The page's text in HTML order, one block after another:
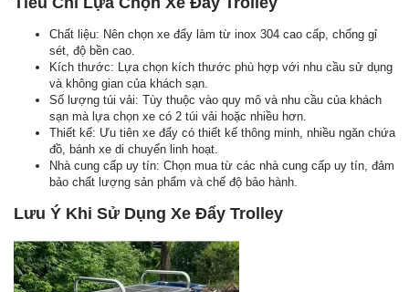
Chất liệu: Nên chọn xe đẩy làm từ inox 304 cao cấp, chống gỉ
sét, độ bền cao.
Kích thước: Lựa chọn kích thước phù hợp với nhu cầu sử dụng
và không gian của khách sạn.
Số lượng túi vải: Tùy thuộc vào quy mô và nhu cầu của khách
sạn mà lựa chọn xe có 2 túi vải hoặc nhiều hơn.
Thiết kế: Ưu tiên xe đẩy có thiết kế thông minh, nhiều ngăn chứa
đồ, bánh xe di chuyển linh hoạt.
Nhà cung cấp uy tín: Chọn mua từ các nhà cung cấp uy tín, đảm
bảo chất lượng sản phẩm và chế độ bảo hành.
Lưu Ý Khi Sử Dụng Xe Đẩy Trolley